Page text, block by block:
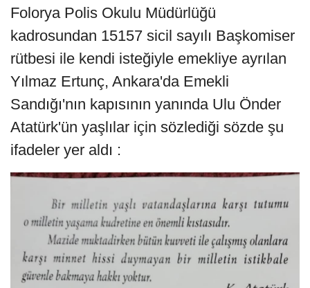
Folorya Polis Okulu Müdürlüğü
kadrosundan 15157 sicil sayılı Başkomiser
rütbesi ile kendi isteğiyle emekliye ayrılan
Yılmaz Ertunç, Ankara'da Emekli
Sandığı'nın kapısının yanında Ulu Önder
Atatürk'ün yaşlılar için sözlediği sözde şu
ifadeler yer aldı :